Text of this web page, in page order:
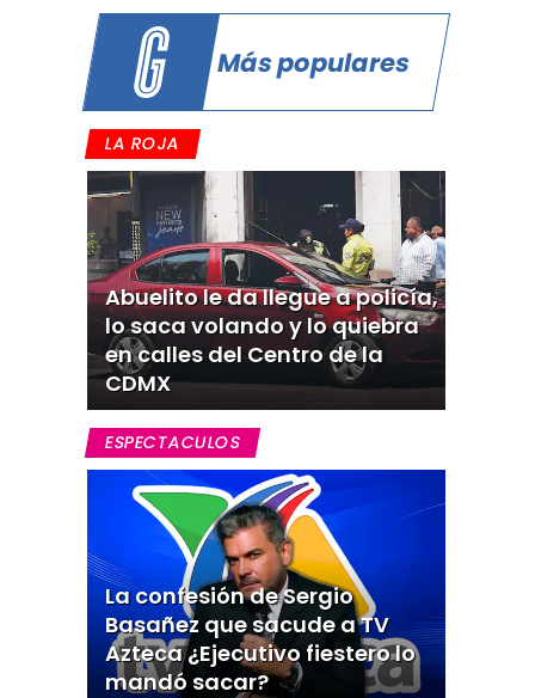
Más populares
LA ROJA
Abuelito le da llegue a policía,
lo saca volando y lo quiebra
en calles del Centro de la
CDMX
ESPECTACULOS
La confesión de Sergio
Basañez que sacude a TV
Azteca ¿Ejecutivo fiestero lo
mandó sacar?